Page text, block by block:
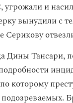
и
вынудили с
Серикову
Дины Тансари,
которому